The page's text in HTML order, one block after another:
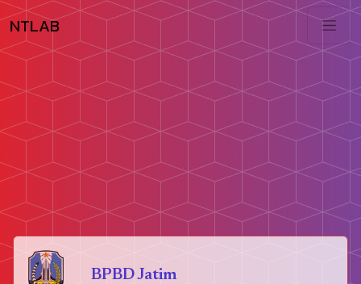
NTLAB
BPBD Jatim